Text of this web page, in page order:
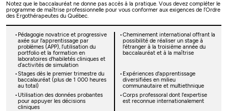
Notez que le baccalauréat ne donne pas accès à la pratique. Vous devez compléter le
programme de maîtrise professionnelle pour vous conformer aux exigences de l’Ordre
des Ergothérapeutes du Québec.
Pédagogie novatrice et progressive
axée sur l'apprentissage par
problèmes (APP), l’utilisation du
portfolio et la formation en
laboratoires d'habiletés cliniques et
d’activités de simulation
Cheminement international offrant la
possibilité de réaliser un stage à
l'étranger à la troisième année du
baccalauréat et à la maîtrise
Stages dès le premier trimestre du
baccalauréat (plus de 1 000 heures
au total)
Expériences d'apprentissage
diversifiées en milieu
communautaire et multiethnique
Utilisation des données probantes
pour appuyer les décisions
cliniques
Corps professoral dont l'expertise
est reconnue internationalement